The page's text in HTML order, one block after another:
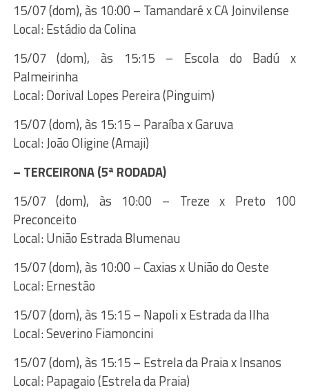
15/07 (dom), às 10:00 – Tamandaré x CA Joinvilense
Local: Estádio da Colina
15/07 (dom), às 15:15 – Escola do Badú x
Palmeirinha
Local: Dorival Lopes Pereira (Pinguim)
15/07 (dom), às 15:15 – Paraíba x Garuva
Local: João Oligine (Amaji)
– TERCEIRONA (5ª RODADA)
15/07 (dom), às 10:00 – Treze x Preto 100
Preconceito
Local: União Estrada Blumenau
15/07 (dom), às 10:00 – Caxias x União do Oeste
Local: Ernestão
15/07 (dom), às 15:15 – Napoli x Estrada da Ilha
Local: Severino Fiamoncini
15/07 (dom), às 15:15 – Estrela da Praia x Insanos
Local: Papagaio (Estrela da Praia)